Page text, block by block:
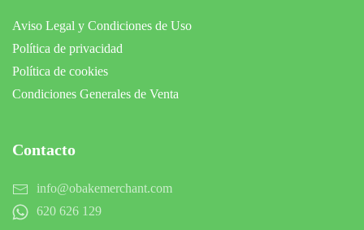
Aviso Legal y Condiciones de Uso
Política de privacidad
Política de cookies
Condiciones Generales de Venta
Contacto
info@obakemerchant.com
620 626 129